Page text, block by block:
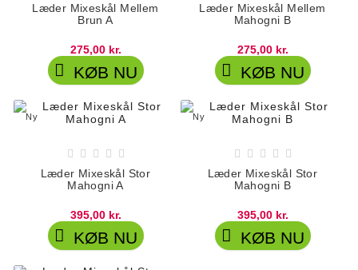
Læder Mixeskål Mellem
Brun A
275,00 kr.
 KØB NU
Læder Mixeskål Mellem
Mahogni B
275,00 kr.
 KØB NU
Ny
    
Læder Mixeskål Stor
Mahogni A
395,00 kr.
 KØB NU
Ny
    
Læder Mixeskål Stor
Mahogni B
395,00 kr.
 KØB NU